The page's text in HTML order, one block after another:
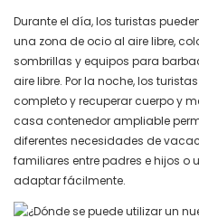
Durante el día, los turistas
una zona de ocio al aire libre,
sombrillas y equipos para
aire libre. Por la noche, los
completo y recuperar cuerpo y
casa contenedor ampliable
diferentes necesidades de
familiares entre padres e hijos o
adaptar fácilmente.